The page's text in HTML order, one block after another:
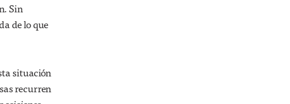
Sin
de lo que
situación
recurren